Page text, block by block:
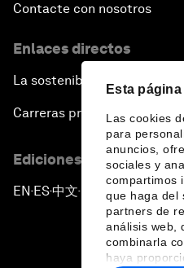
Esta
Las cookies
para
anuncios,
sociales y
compartimos
que haga del
partners de
análisis web,
combinarla
haya
Contacte con nosotros
Enlaces directos
La sostenibilidad en el Foro
Carreras profesionales
Ediciones en otros
EN ▪ES▪中文▪ 日本語